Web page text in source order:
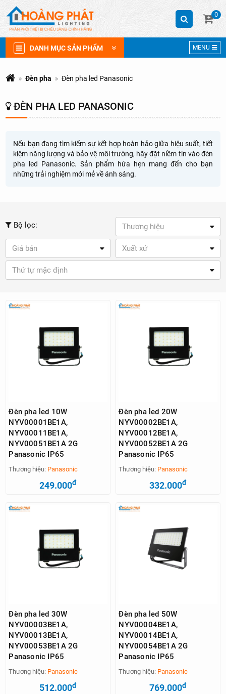
0
DANH MỤC SẢN PHẨM MENU
Đèn pha Đèn pha led Panasonic
ĐÈN PHA LED PANASONIC
Nếu bạn đang tìm kiếm sự kết hợp hoàn hảo giữa hiệu suất, tiết
kiệm năng lượng và bảo vệ môi trường, hãy đặt niềm tin vào đèn
pha led Panasonic. Sản phẩm hứa hẹn mang đến cho bạn
những trải nghiệm mới mẻ về ánh sáng.
Bộ lọc: Thương hiệu
Giá bán Xuất xứ
Thứ tự mặc định
Đèn pha led 10W
NYV00001BE1A,
NYV00011BE1A,
NYV00051BE1A 2G
Panasonic IP65
Thương hiệu: Panasonic
249.000đ
Đèn pha led 20W
NYV00002BE1A,
NYV00012BE1A,
NYV00052BE1A 2G
Panasonic IP65
Thương hiệu: Panasonic
332.000đ
Đèn pha led 30W
NYV00003BE1A,
NYV00013BE1A,
NYV00053BE1A 2G
Panasonic IP65
Thương hiệu: Panasonic
512.000đ
Đèn pha led 50W
NYV00004BE1A,
NYV00014BE1A,
NYV00054BE1A 2G
Panasonic IP65
Thương hiệu: Panasonic
769.000đ